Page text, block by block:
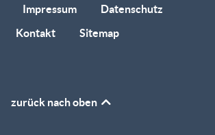
Impressum
Datenschutz
Kontakt
Sitemap
zurück nach oben